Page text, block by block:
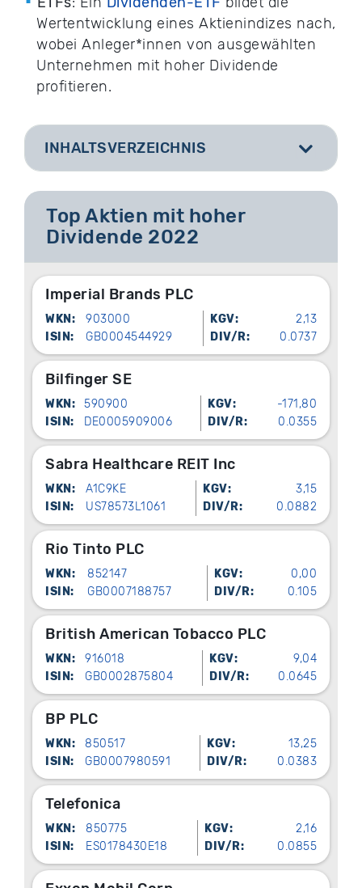
Wertentwicklung eines Aktienindizes nach,
wobei Anleger*innen von ausgewählten
Unternehmen mit hoher Dividende
profitieren.
INHALTSVERZEICHNIS
Top Aktien mit hoher
Dividende 2022
Imperial Brands PLC
WKN: 903000 KGV:
2,13
ISIN:
GB0004544929 DIV/R: 0.0737
Bilfinger SE
WKN: 590900 KGV:
-171,80
ISIN:
DE0005909006 DIV/R: 0.0355
Sabra Healthcare REIT Inc
WKN: A1C9KE KGV:
3,15
ISIN:
US78573L1061 DIV/R: 0.0882
Rio Tinto PLC
WKN: 852147 KGV:
0,00
ISIN:
GB0007188757 DIV/R: 0.105
British American Tobacco PLC
WKN: 916018 KGV:
9,04
ISIN:
GB0002875804 DIV/R: 0.0645
BP PLC
WKN: 850517 KGV:
13,25
ISIN:
GB0007980591 DIV/R: 0.0383
Telefonica
WKN: 850775 KGV:
2,16
ISIN:
ES0178430E18 DIV/R: 0.0855